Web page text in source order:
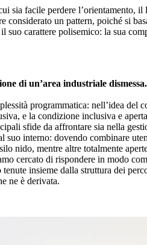
facile perdere l’orientamento, il
un pattern, poiché si
carattere polisemico: la sua
di un’area industriale
programmatica: nell’idea del
e la condizione inclusiva e
sfide da affrontare sia nella
suo interno: dovendo combinare
nido, mentre altre totalmente
cercato di rispondere in modo
insieme dalla struttura dei
ne è derivata.